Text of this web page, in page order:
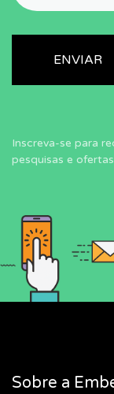
Inscreva-se para
pesquisas e
Sobre a